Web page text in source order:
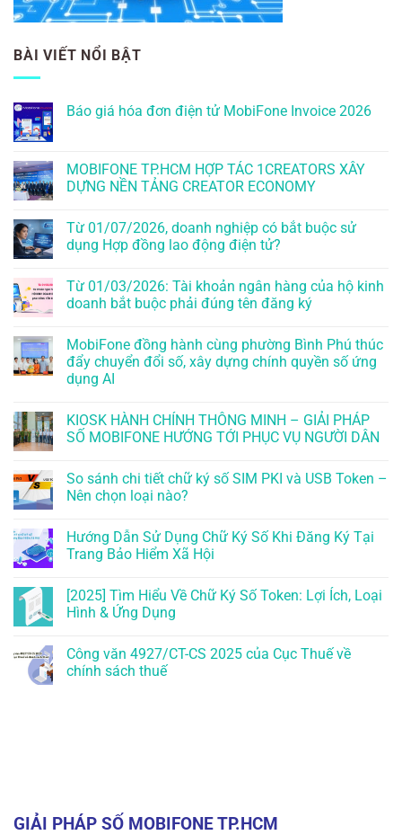
BÀI VIẾT NỔI BẬT
Báo giá hóa đơn điện tử MobiFone Invoice 2026
MOBIFONE TP.HCM HỢP TÁC 1CREATORS XÂY
DỰNG NỀN TẢNG CREATOR ECONOMY
Từ 01/07/2026, doanh nghiệp có bắt buộc sử
dụng Hợp đồng lao động điện tử?
Từ 01/03/2026: Tài khoản ngân hàng của hộ kinh
doanh bắt buộc phải đúng tên đăng ký
MobiFone đồng hành cùng phường Bình Phú thúc
đẩy chuyển đổi số, xây dựng chính quyền số ứng
dụng AI
KIOSK HÀNH CHÍNH THÔNG MINH – GIẢI PHÁP
SỐ MOBIFONE HƯỚNG TỚI PHỤC VỤ NGƯỜI DÂN
So sánh chi tiết chữ ký số SIM PKI và USB Token –
Nên chọn loại nào?
Hướng Dẫn Sử Dụng Chữ Ký Số Khi Đăng Ký Tại
Trang Bảo Hiểm Xã Hội
[2025] Tìm Hiểu Về Chữ Ký Số Token: Lợi Ích, Loại
Hình & Ứng Dụng
Công văn 4927/CT-CS 2025 của Cục Thuế về
chính sách thuế
GIẢI PHÁP SỐ MOBIFONE TP.HCM